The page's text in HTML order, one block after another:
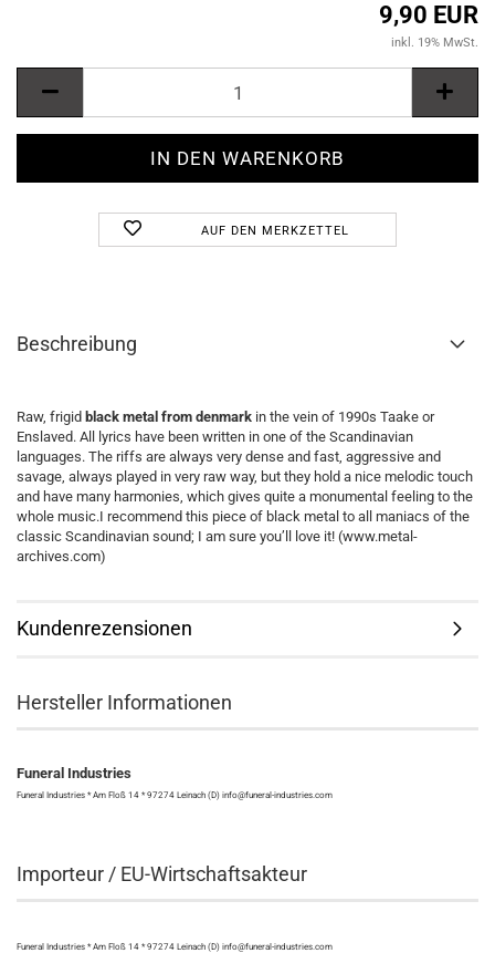
9,90 EUR
inkl. 19% MwSt.
AUF DEN MERKZETTEL
Beschreibung
Raw, frigid black metal from denmark in the vein of 1990s Taake or
Enslaved. All lyrics have been written in one of the Scandinavian
languages. The riffs are always very dense and fast, aggressive and
savage, always played in very raw way, but they hold a nice melodic touch
and have many harmonies, which gives quite a monumental feeling to the
whole music.I recommend this piece of black metal to all maniacs of the
classic Scandinavian sound; I am sure you’ll love it! (www.metal-
archives.com)
Kundenrezensionen
Hersteller Informationen
Funeral Industries
Funeral Industries * Am Floß 14 * 97274 Leinach (D) info@funeral-industries.com
Importeur / EU-Wirtschaftsakteur
Funeral Industries * Am Floß 14 * 97274 Leinach (D) info@funeral-industries.com